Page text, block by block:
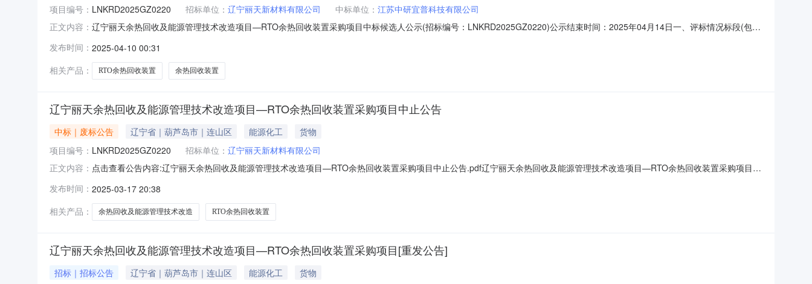
项目编号： LNKRD2025GZ0220 招标单位： 辽宁丽天新材料有限公司 中标单位： 江苏中研宜普科技有限公司
正文内容： 辽宁丽天余热回收及能源管理技术改造项目—RTO余热回收装置采购项目中标候选人公示(招标编号：LNKRD2025GZ0220)公示结束时间：2025年04月14日一、评标情况标段(包)
元，质量：合格，工期/交货期/服务期：45天：中标候选人第2名江苏齐清环境科技有限公司，投标报价：98.800000万元，质量：合格，工期/交货期/服务期：45天：中
发布时间： 2025-04-10 00:31
相关产品：
RTO余热回收装置 余热回收装置
辽宁丽天余热回收及能源管理技术改造项目—RTO余热回收装置采购项目中止公告
中标｜废标公告 辽宁省｜葫芦岛市｜连山区 能源化工
货物
项目编号： LNKRD2025GZ0220 招标单位： 辽宁丽天新材料有限公司
正文内容： 点击查看公告内容:辽宁丽天余热回收及能源管理技术改造项目—RTO余热回收装置采购项目中止公告.pdf辽宁丽天余热回收及能源管理技术改造项目—RTO余热回收装置采购项目中
式招标人：辽宁丽天新材料有限公司地址：葫芦岛高新技术产业开发区精细化工园区西九路联系人：朱经理电话：0429-2926002电子邮件：/招标代理机构：辽宁柯瑞迪项目
发布时间： 2025-03-17 20:38
相关产品：
余热回收及能源管理技术改造 RTO余热回收装置
辽宁丽天余热回收及能源管理技术改造项目—RTO余热回收装置采购项目[重发公告]
招标｜招标公告 辽宁省｜葫芦岛市｜连山区 能源化工
货物